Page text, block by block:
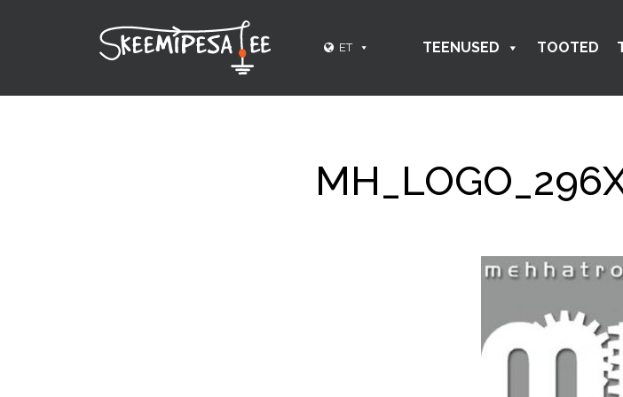
ET TEENUSED TOOTED